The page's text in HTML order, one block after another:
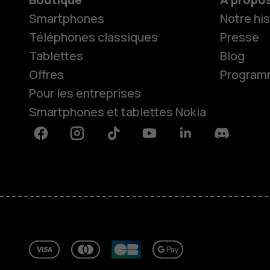
À propos
Smartphones
Téléphones classiques
Tablettes
Offres
Pour les entreprises
Smartphones et tablettes Nokia
Notre
Presse
Blog
FacebookInstagramTiktok YoutubeLinkedinDiscord